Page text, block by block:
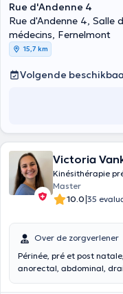
Rue d'Andenne 4
Rue d'Andenne 4, Salle
médecins, Fernelmont
15,7 km
Volgende
Victoria
Kinésithérapie
Master
10.0|35
Over de zorgverlener
Périnée, pré et post
anorectal, abdominal,